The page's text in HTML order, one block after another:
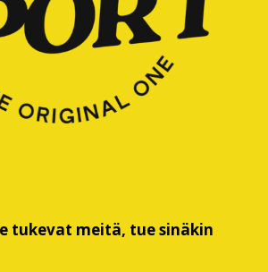
tukevat meitä, tue sinäkin